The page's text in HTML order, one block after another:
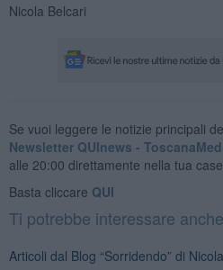
Nicola Belcari
Se vuoi leggere le notizie principali
Newsletter QUInews -
alle 20:00 direttamente nella tua
Basta cliccare QUI
Ti potrebbe interessare
Articoli dal Blog “Sorridendo” di